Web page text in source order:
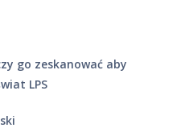
go zeskanować aby
LPS